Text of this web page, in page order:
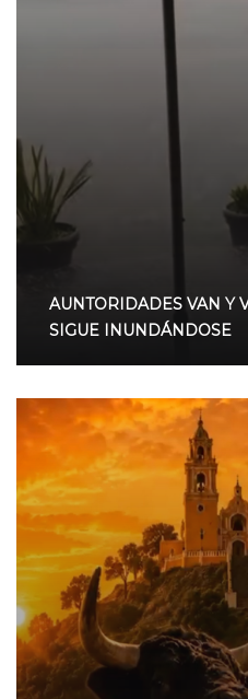
AUNTORIDADES VAN Y
SIGUE INUNDÁNDOSE